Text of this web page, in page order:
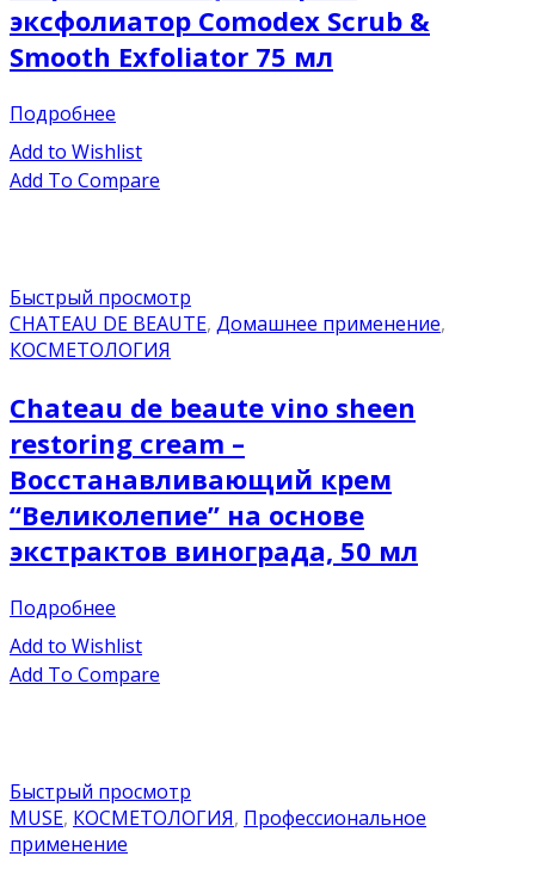
эксфолиатор Comodex Scrub &
Smooth Exfoliator 75 мл
Подробнее
Add to Wishlist
Add To Compare
Быстрый просмотр
CHATEAU DE BEAUTE, Домашнее применение,
КОСМЕТОЛОГИЯ
Chateau de beaute vino sheen
restoring cream –
Восстанавливающий крем
“Великолепие” на основе
экстрактов винограда, 50 мл
Подробнее
Add to Wishlist
Add To Compare
Быстрый просмотр
MUSE, КОСМЕТОЛОГИЯ, Профессиональное
применение